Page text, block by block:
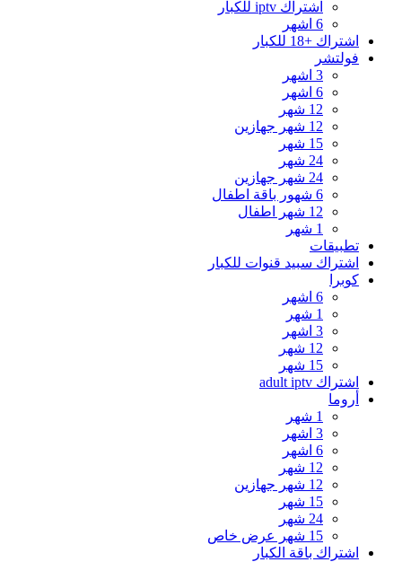
اشتراك iptv للكبار
6 اشهر
اشتراك +18 للكبار
فولتشر
3 اشهر
6 اشهر
12 شهر
12 شهر جهازين
15 شهر
24 شهر
24 شهر جهازين
6 شهور باقة اطفال
12 شهر اطفال
1 شهر
تطبيقات
اشتراك سبيد قنوات للكبار
كوبرا
6 اشهر
1 شهر
3 اشهر
12 شهر
15 شهر
اشتراك adult iptv
أروما
1 شهر
3 اشهر
6 اشهر
12 شهر
12 شهر جهازين
15 شهر
24 شهر
15 شهر عرض خاص
اشتراك باقة الكبار